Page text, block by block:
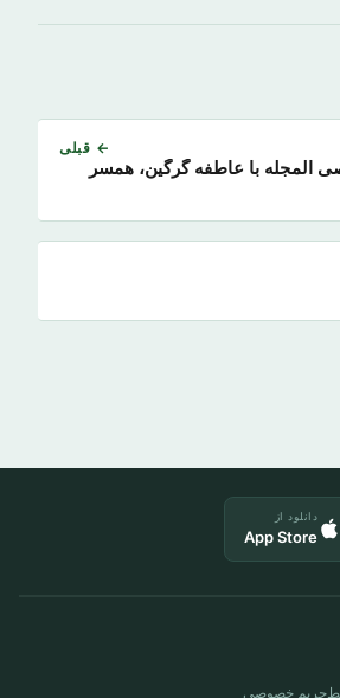
← قبلی
المجله با عاطفه گرگین، همسر
دانلود از
App Store
حریم خصوصی